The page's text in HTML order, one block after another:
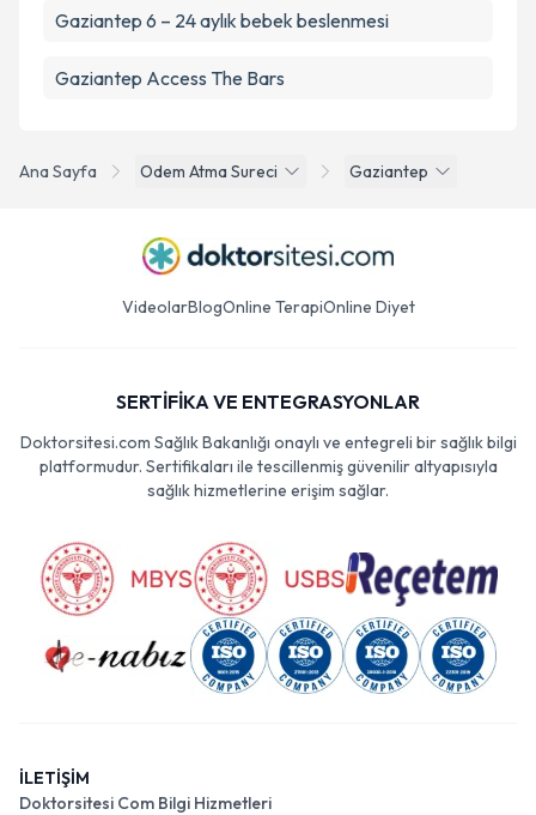
Ana Sayfa Odem Atma Sureci Gaziantep
Gaziantep 6 – 24 aylık bebek beslenmesi
Gaziantep Access The Bars
VideolarBlogOnline TerapiOnline Diyet
SERTİFİKA VE ENTEGRASYONLAR
Doktorsitesi.com Sağlık Bakanlığı onaylı ve entegreli bir sağlık bilgi
platformudur. Sertifikaları ile tescillenmiş güvenilir altyapısıyla
sağlık hizmetlerine erişim sağlar.
İLETİŞİM
Doktorsitesi Com Bilgi Hizmetleri